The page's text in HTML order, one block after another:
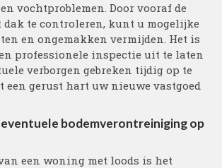
vochtproblemen. Door vooraf de
te controleren, kunt u mogelijke
en ongemakken vermijden. Het is
professionele inspectie uit te laten
verborgen gebreken tijdig op te
een gerust hart uw nieuwe vastgoed
bodemverontreiniging op
een woning met loods is het